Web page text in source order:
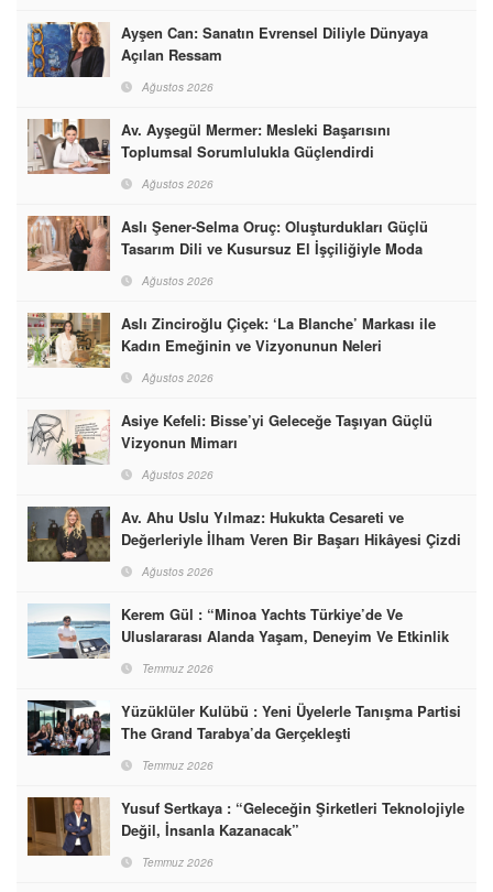
Ayşen Can: Sanatın Evrensel Diliyle Dünyaya
Açılan Ressam
Ağustos 2026
Av. Ayşegül Mermer: Mesleki Başarısını
Toplumsal Sorumlulukla Güçlendirdi
Ağustos 2026
Aslı Şener-Selma Oruç: Oluşturdukları Güçlü
Tasarım Dili ve Kusursuz El İşçiliğiyle Moda
Dünyasına İmzalarını Attılar
Ağustos 2026
Aslı Zinciroğlu Çiçek: ‘La Blanche’ Markası ile
Kadın Emeğinin ve Vizyonunun Neleri
Başarabileceğinin En Güzel Örneğini Sunuyor
Ağustos 2026
Asiye Kefeli: Bisse’yi Geleceğe Taşıyan Güçlü
Vizyonun Mimarı
Ağustos 2026
Av. Ahu Uslu Yılmaz: Hukukta Cesareti ve
Değerleriyle İlham Veren Bir Başarı Hikâyesi Çizdi
Ağustos 2026
Kerem Gül : “Minoa Yachts Türkiye’de Ve
Uluslararası Alanda Yaşam, Deneyim Ve Etkinlik
Markası Olacak”
Temmuz 2026
Yüzüklüler Kulübü : Yeni Üyelerle Tanışma Partisi
The Grand Tarabya’da Gerçekleşti
Temmuz 2026
Yusuf Sertkaya : “Geleceğin Şirketleri Teknolojiyle
Değil, İnsanla Kazanacak”
Temmuz 2026